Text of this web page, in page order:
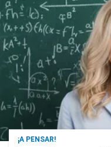
¡A PENSAR!